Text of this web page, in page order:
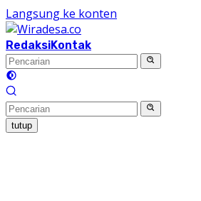
Langsung ke konten
RedaksiKontak
tutup